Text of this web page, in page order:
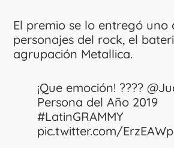
El premio se lo entregó uno
personajes del rock, el
agrupación Metallica.
¡Que emoción! ????
Persona del Año 2019
#LatinGRAMMY
pic.twitter.com/